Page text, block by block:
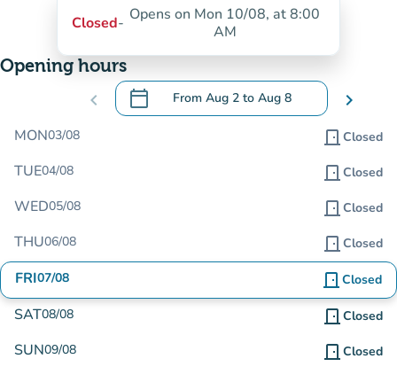
Closed- Opens on Mon 10/08, at 8:00
AM
Opening hours
chevron_left calendar_today From Aug 2 to Aug 8
.Open the calendar to change dates
chevron_right
MON03/08 door_front Closed
TUE04/08 door_front Closed
WED05/08 door_front Closed
THU06/08 door_front Closed
FRI07/08 door_front Closed
SAT08/08 door_front Closed
SUN09/08 door_front Closed